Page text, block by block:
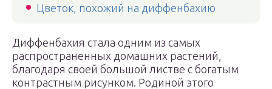
Цветок, похожий на диффенбахию
Диффенбахия стала одним из самых
распространенных домашних растений,
благодаря своей большой листве с богатым
контрастным рисунком. Родиной этого